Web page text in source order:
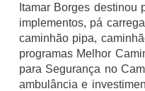
Itamar Borges destinou
implementos, pá
caminhão pipa,
programas Melhor
para Segurança no
ambulância e